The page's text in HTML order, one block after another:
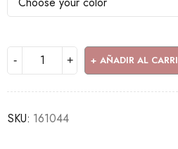
AÑADIR AL
SKU: 161044